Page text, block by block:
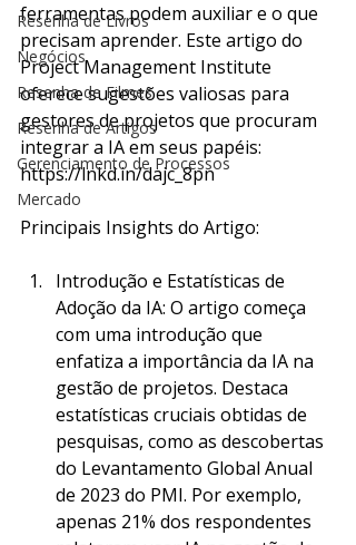
Resenha de Livros
Negócios
Resenha de Filmes
Resenha de Artigos
Gerenciamento de Processos
Mercado
ferramentas podem auxiliar e o que
precisam aprender. Este artigo do
Project Management Institute
oferece sugestões valiosas para
gestores de projetos que procuram
integrar a IA em seus papéis:
https://lnkd.in/dajc_8pn
Principais Insights do Artigo:
Introdução e Estatísticas de
Adoção da IA: O artigo começa
com uma introdução que
enfatiza a importância da IA na
gestão de projetos. Destaca
estatísticas cruciais obtidas de
pesquisas, como as descobertas
do Levantamento Global Anual
de 2023 do PMI. Por exemplo,
apenas 21% dos respondentes